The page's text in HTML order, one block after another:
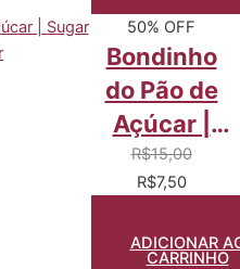
50% OFF
Bondinho
do Pão de
Açúcar |
Sugar Loaf
Cable Car
R$15,00
R$7,50
ADICIONAR
CARRINHO